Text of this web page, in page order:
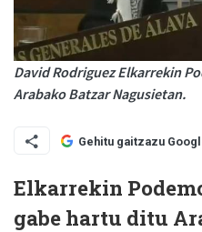
David Rodriguez Elkarrekin
Arabako Batzar Nagusietan.
Gehitu gaitzazu
Elkarrekin
gabe hartu ditu